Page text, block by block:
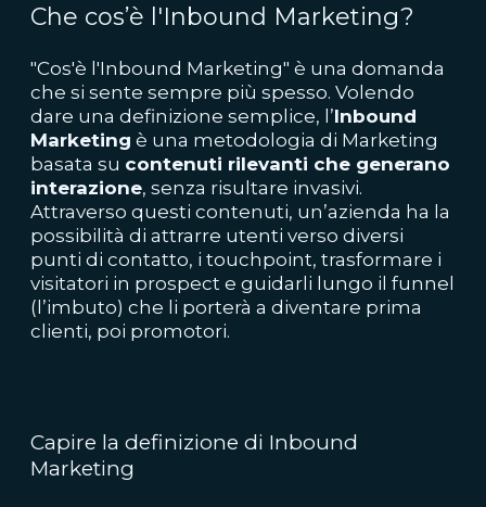
Che cos’è l'Inbound Marketing?
"Cos'è l'Inbound Marketing" è una domanda
che si sente sempre più spesso. Volendo
dare una definizione semplice, l’Inbound
Marketing è una metodologia di Marketing
basata su contenuti rilevanti che generano
interazione, senza risultare invasivi.
Attraverso questi contenuti, un’azienda ha la
possibilità di attrarre utenti verso diversi
punti di contatto, i touchpoint, trasformare i
visitatori in prospect e guidarli lungo il funnel
(l’imbuto) che li porterà a diventare prima
clienti, poi promotori.
Capire la definizione di Inbound
Marketing